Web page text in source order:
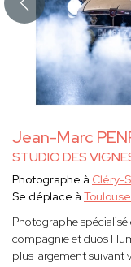
Jean-Marc
STUDIO DES
Photographe à Cléry-
Se déplace à
Photographe
compagnie et duos
plus largement suivant